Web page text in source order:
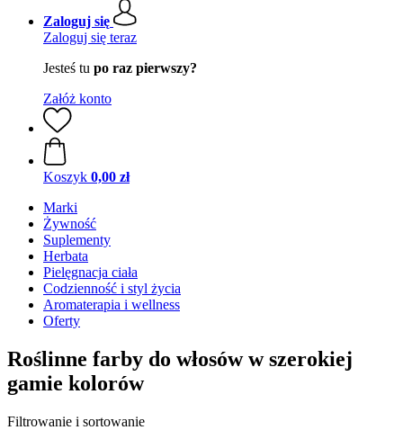
Zaloguj się
Zaloguj się teraz
Jesteś tu po raz pierwszy?
Załóż konto
Koszyk 0,00 zł
Marki
Żywność
Suplementy
Herbata
Pielęgnacja ciała
Codzienność i styl życia
Aromaterapia i wellness
Oferty
Roślinne farby do włosów w szerokiej
gamie kolorów
Filtrowanie i sortowanie